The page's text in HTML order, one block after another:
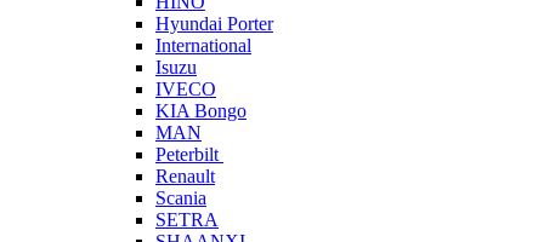
Hyundai Porter
International
Isuzu
IVECO
KIA Bongo
MAN
Peterbilt
Renault
Scania
SETRA